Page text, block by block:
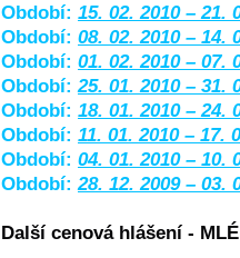
Období: 15. 02. 2010 – 21.
Období: 08. 02. 2010 – 14.
Období: 01. 02. 2010 – 07.
Období: 25. 01. 2010 – 31.
Období: 18. 01. 2010 – 24.
Období: 11. 01. 2010 – 17.
Období: 04. 01. 2010 – 10.
Období:28. 12. 2009 – 03.
Další cenová hlášení -